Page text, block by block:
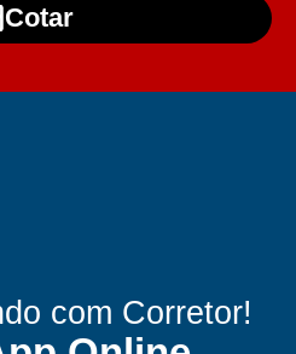
Cotar
com Corretor!